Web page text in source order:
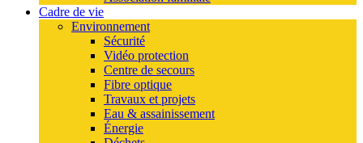
Cadre de vie
Environnement
Sécurité
Vidéo protection
Centre de secours
Fibre optique
Travaux et projets
Eau & assainissement
Énergie